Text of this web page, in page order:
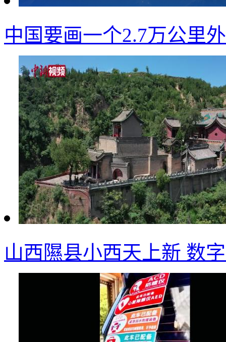
中国要画一个2.7万公里
山西隰县小西天上新 数